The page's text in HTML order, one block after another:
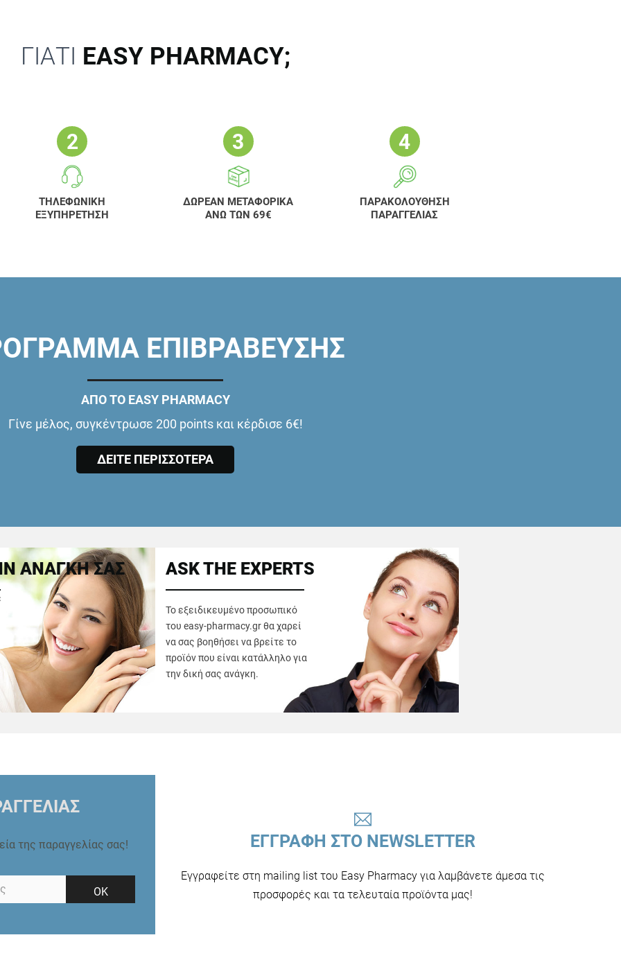
ΓΙΑΤΙ EASY PHARMACY;
ΤΗΛΕΦΩΝΙΚΗ
ΕΞΥΠΗΡΕΤΗΣΗ
ΔΩΡΕΑΝ ΜΕΤΑΦΟΡΙΚΑ
ΑΝΩ ΤΩΝ 69€
ΠΑΡΑΚΟΛΟΥΘΗΣΗ
ΠΑΡΑΓΓΕΛΙΑΣ
ΕΠΙΒΡΑΒΕΥΣΗΣ
ΑΠΟ ΤΟ EASY PHARMACY
Γίνε μέλος, συγκέντρωσε 200 points και κέρδισε 6€!
ΔΕΙΤΕ ΠΕΡΙΣΣΟΤΕΡΑ
ΑΝΑΓΚΗ ΣΑΣ ASK THE EXPERTS
Το εξειδικευμένο προσωπικό
του easy-pharmacy.gr θα χαρεί
να σας βοηθήσει να βρείτε το
προϊόν που είναι κατάλληλο για
την δική σας ανάγκη.
της παραγγελίας σας!
ΟΚ
ΕΓΓΡΑΦΗ ΣΤΟ NEWSLETTER
Εγγραφείτε στη mailing list του Easy Pharmacy για λαμβάνετε άμεσα τις
προσφορές και τα τελευταία προϊόντα μας!